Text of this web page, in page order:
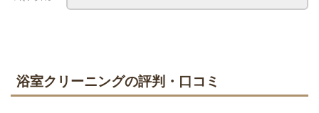
浴室クリーニングの評判・口コミ